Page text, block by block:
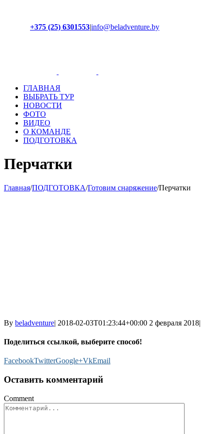
+375 (25) 6301553|info@beladventure.by
ГЛАВНАЯ
ВЫБРАТЬ ТУР
НОВОСТИ
ФОТО
ВИДЕО
О КОМАНДЕ
ПОДГОТОВКА
Перчатки
Главная/ПОДГОТОВКА/Готовим снаряжение/Перчатки
By beladventure| 2018-02-03T01:23:44+00:00 2 февраля 2018|
Поделиться ссылкой, выберите способ!
FacebookTwitterGoogle+VkEmail
Оставить комментарий
Comment